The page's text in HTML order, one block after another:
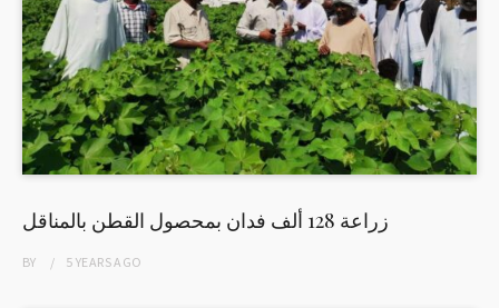
زراعة 128 ألف فدان بمحصول القطن بالمناقل
BY 5 YEARSAGO